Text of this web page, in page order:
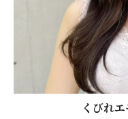
くびれ